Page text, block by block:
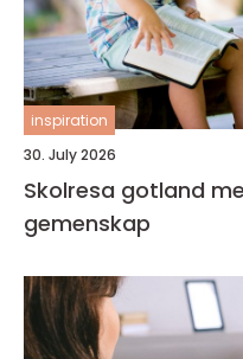
inspiration
30. July 2026
Skolresa gotland medeltida äventyr, hav och
gemenskap